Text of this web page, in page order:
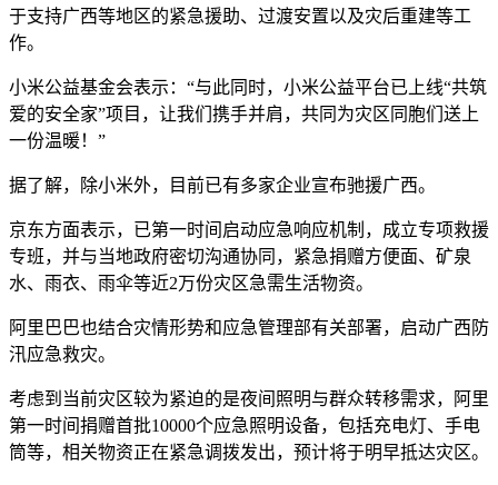
于支持广西等地区的紧急援助、过渡安置以及灾后重建等工
作。
小米公益基金会表示：“与此同时，小米公益平台已上线“共筑
爱的安全家”项目，让我们携手并肩，共同为灾区同胞们送上
一份温暖！”
据了解，除小米外，目前已有多家企业宣布驰援广西。
京东方面表示，已第一时间启动应急响应机制，成立专项救援
专班，并与当地政府密切沟通协同，紧急捐赠方便面、矿泉
水、雨衣、雨伞等近2万份灾区急需生活物资。
阿里巴巴也结合灾情形势和应急管理部有关部署，启动广西防
汛应急救灾。
考虑到当前灾区较为紧迫的是夜间照明与群众转移需求，阿里
第一时间捐赠首批10000个应急照明设备，包括充电灯、手电
筒等，相关物资正在紧急调拨发出，预计将于明早抵达灾区。